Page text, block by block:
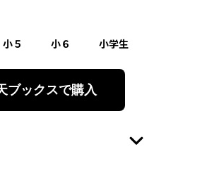
小５ 小６ 小学生
ブックスで購入